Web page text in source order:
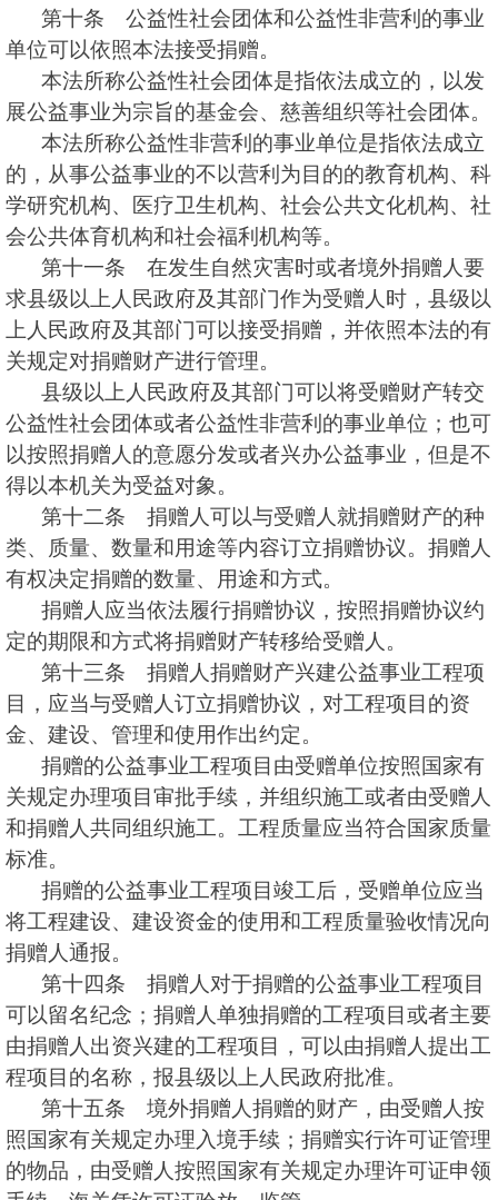
第十条 公益性社会团体和公益性非营利的事业
单位可以依照本法接受捐赠。
本法所称公益性社会团体是指依法成立的，以发
展公益事业为宗旨的基金会、慈善组织等社会团体。
本法所称公益性非营利的事业单位是指依法成立
的，从事公益事业的不以营利为目的的教育机构、科
学研究机构、医疗卫生机构、社会公共文化机构、社
会公共体育机构和社会福利机构等。
第十一条 在发生自然灾害时或者境外捐赠人要
求县级以上人民政府及其部门作为受赠人时，县级以
上人民政府及其部门可以接受捐赠，并依照本法的有
关规定对捐赠财产进行管理。
县级以上人民政府及其部门可以将受赠财产转交
公益性社会团体或者公益性非营利的事业单位；也可
以按照捐赠人的意愿分发或者兴办公益事业，但是不
得以本机关为受益对象。
第十二条 捐赠人可以与受赠人就捐赠财产的种
类、质量、数量和用途等内容订立捐赠协议。捐赠人
有权决定捐赠的数量、用途和方式。
捐赠人应当依法履行捐赠协议，按照捐赠协议约
定的期限和方式将捐赠财产转移给受赠人。
第十三条 捐赠人捐赠财产兴建公益事业工程项
目，应当与受赠人订立捐赠协议，对工程项目的资
金、建设、管理和使用作出约定。
捐赠的公益事业工程项目由受赠单位按照国家有
关规定办理项目审批手续，并组织施工或者由受赠人
和捐赠人共同组织施工。工程质量应当符合国家质量
标准。
捐赠的公益事业工程项目竣工后，受赠单位应当
将工程建设、建设资金的使用和工程质量验收情况向
捐赠人通报。
第十四条 捐赠人对于捐赠的公益事业工程项目
可以留名纪念；捐赠人单独捐赠的工程项目或者主要
由捐赠人出资兴建的工程项目，可以由捐赠人提出工
程项目的名称，报县级以上人民政府批准。
第十五条 境外捐赠人捐赠的财产，由受赠人按
照国家有关规定办理入境手续；捐赠实行许可证管理
的物品，由受赠人按照国家有关规定办理许可证申领